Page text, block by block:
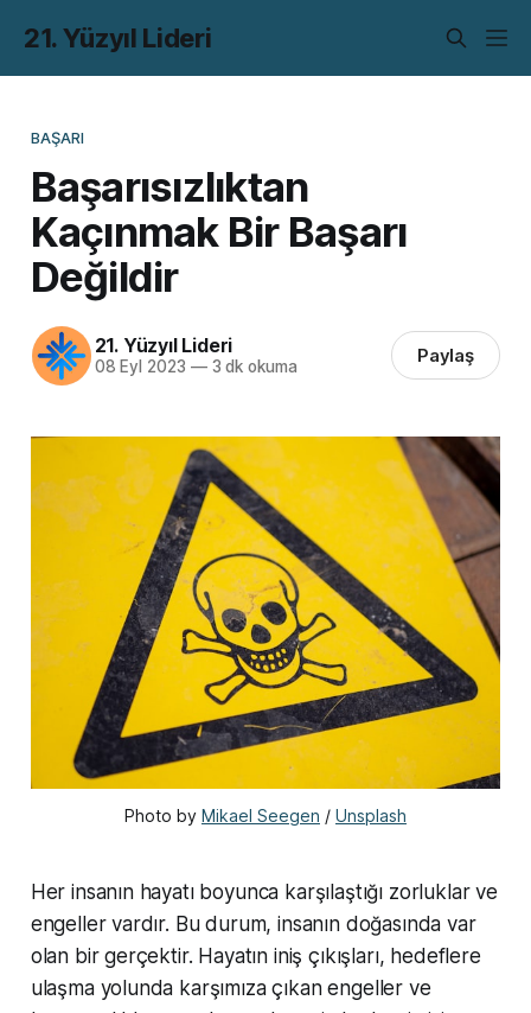
21. Yüzyıl Lideri
BAŞARI
Başarısızlıktan
Kaçınmak Bir Başarı
Değildir
21. Yüzyıl Lideri
08 Eyl 2023 —3 dk okuma Paylaş
Photo by Mikael Seegen / Unsplash
Her insanın hayatı boyunca karşılaştığı zorluklar ve
engeller vardır. Bu durum, insanın doğasında var
olan bir gerçektir. Hayatın iniş çıkışları, hedeflere
ulaşma yolunda karşımıza çıkan engeller ve